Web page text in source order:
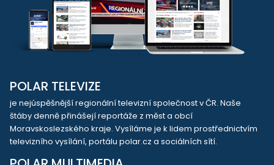
POLAR TELEVIZE
je nejúspěšnější regionální televizní společnost v ČR. Naše
štáby denně přinášejí reportáže z měst a obcí
Moravskoslezského kraje. Vysíláme je k lidem prostřednictvím
televizního vysílání, portálu polar.cz a sociálních sítí.